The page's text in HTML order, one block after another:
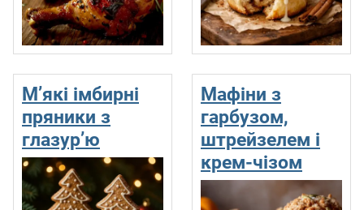
М’які імбирні
пряники з
глазур’ю
Мафіни з
гарбузом,
штрейзелем і
крем-чізом